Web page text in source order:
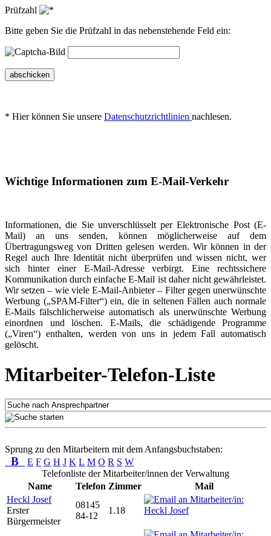
Prüfzahl
Bitte geben Sie die Prüfzahl in das nebenstehende Feld ein:
abschicken
* Hier können Sie unsere Datenschutzrichtlinien nachlesen.
Wichtige Informationen zum E-Mail-Verkehr
Informationen, die Sie unverschlüsselt per Elektronische Post (E-
Mail) an uns senden, können möglicherweise auf dem
Übertragungsweg von Dritten gelesen werden. Wir können in der
Regel auch Ihre Identität nicht überprüfen und wissen nicht, wer
sich hinter einer E-Mail-Adresse verbirgt. Eine rechtssichere
Kommunikation durch einfache E-Mail ist daher nicht gewährleistet.
Wir setzen – wie viele E-Mail-Anbieter – Filter gegen unerwünschte
Werbung („SPAM-Filter“) ein, die in seltenen Fällen auch normale
E-Mails fälschlicherweise automatisch als unerwünschte Werbung
einordnen und löschen. E-Mails, die schädigende Programme
(„Viren“) enthalten, werden von uns in jedem Fall automatisch
gelöscht.
Mitarbeiter-Telefon-Liste
Sprung zu den Mitarbeitern mit dem Anfangsbuchstaben:
B E F G H J K L M O R S W
Telefonliste der Mitarbeiter/innen der Verwaltung
Name
Telefon Zimmer
Mail
Heckl Josef
Erster
Bürgermeister
08145
84-12
1.18